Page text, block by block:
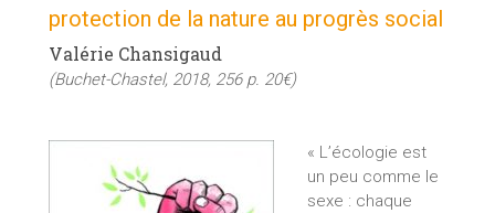
protection de la nature au progrès social
Valérie Chansigaud
(Buchet-Chastel, 2018, 256 p. 20€)
« L’écologie est
un peu comme le
sexe : chaque